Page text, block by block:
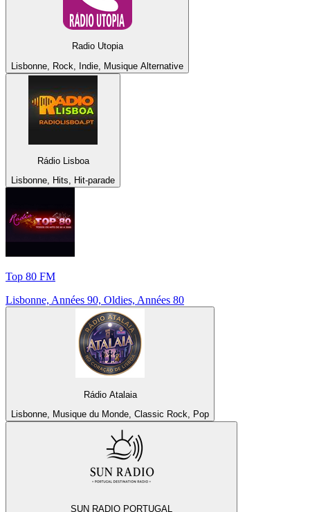
Radio Utopia
Lisbonne, Rock, Indie, Musique Alternative
Rádio Lisboa
Lisbonne, Hits, Hit-parade
Top 80 FM
Lisbonne, Années 90, Oldies, Années 80
Rádio Atalaia
Lisbonne, Musique du Monde, Classic Rock, Pop
SUN RADIO PORTUGAL